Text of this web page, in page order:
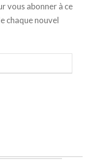
vous abonner à ce
chaque nouvel